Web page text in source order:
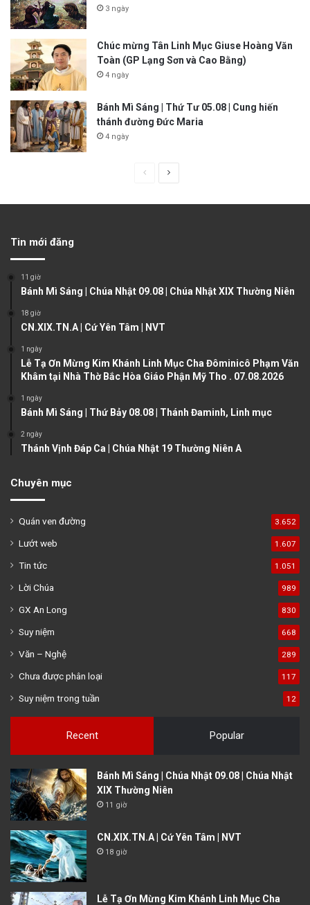
3 ngày
Chúc mừng Tân Linh Mục Giuse Hoàng Văn
Toàn (GP Lạng Sơn và Cao Bằng)
4 ngày
Bánh Mì Sáng | Thứ Tư 05.08 | Cung hiến
thánh đường Đức Maria
4 ngày
u
p
g
g
Tin mới đăng
11 giờ
Bánh Mì Sáng | Chúa Nhật 09.08 | Chúa Nhật XIX Thường Niên
18 giờ
CN.XIX.TN.A | Cứ Yên Tâm | NVT
1 ngày
Lễ Tạ Ơn Mừng Kim Khánh Linh Mục Cha Đôminicô Phạm Văn
Khâm tại Nhà Thờ Bắc Hòa Giáo Phận Mỹ Tho . 07.08.2026
1 ngày
Bánh Mì Sáng | Thứ Bảy 08.08 | Thánh Đaminh, Linh mục
2 ngày
Thánh Vịnh Đáp Ca | Chúa Nhật 19 Thường Niên A
Chuyên mục
Quán ven đường 3.652
Lướt web 1.607
Tin tức 1.051
Lời Chúa 989
GX An Long 830
Suy niệm 668
Văn – Nghệ 289
Chưa được phân loại 117
Suy niệm trong tuần 12
Recent Popular
Bánh Mì Sáng | Chúa Nhật 09.08 | Chúa Nhật
XIX Thường Niên
11 giờ
CN.XIX.TN.A | Cứ Yên Tâm | NVT
18 giờ
Lễ Tạ Ơn Mừng Kim Khánh Linh Mục Cha